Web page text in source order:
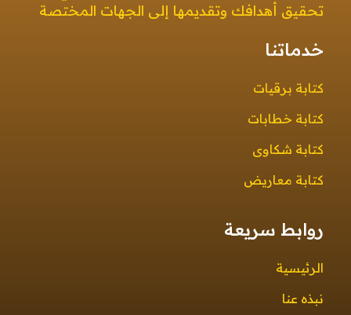
تحقيق أهدافك وتقديمها إلى الجهات المختصة
خدماتنا
كتابة برقيات
كتابة خطابات
كتابة شكاوى
كتابة معاريض
روابط سريعة
الرئيسية
نبذه عنا